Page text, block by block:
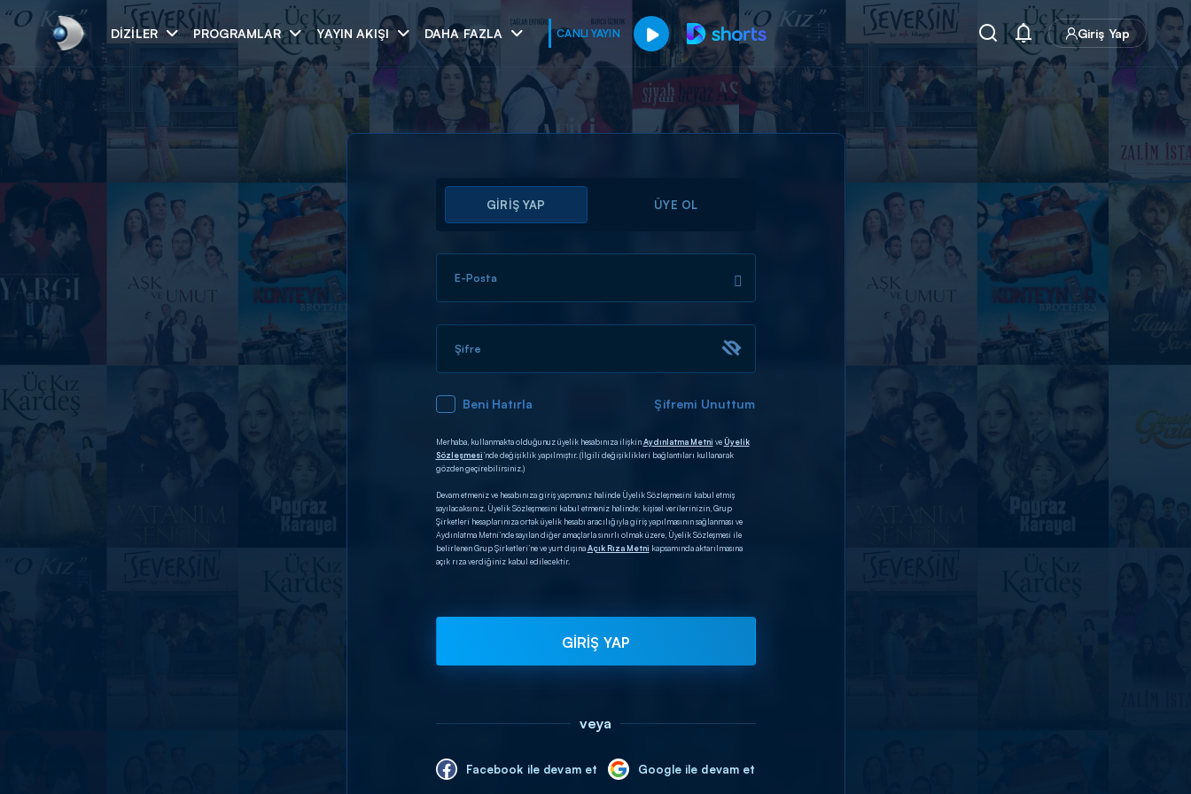
DIZILER PROGRAMLAR YAYIN AKIŞI DAHA FAZLA CANLI YAYIN Giriş Yap
Arama
ARAMA SONUÇLARI
GİRİŞ YAP ÜYE OL
E-Posta
Şifre
Beni Hatırla Şifremi Unuttum
Merhaba, kullanmakta olduğunuz üyelik hesabınıza ilişkinAydınlatma Metni veÜyelik
Sözleşmesi’nde değişiklik yapılmıştır. (İlgili değişiklikleri bağlantıları kullanarak
gözden geçirebilirsiniz.)
Devam etmeniz ve hesabınıza giriş yapmanız halinde Üyelik Sözleşmesini kabul etmiş
sayılacaksınız. Üyelik Sözleşmesini kabul etmeniz halinde; kişisel verilerinizin, Grup
Şirketleri hesaplarınıza ortak üyelik hesabı aracılığıyla giriş yapılmasının sağlanması ve
Aydınlatma Metni’nde sayılan diğer amaçlarla sınırlı olmak üzere, Üyelik Sözleşmesi ile
belirlenen Grup Şirketleri’ne ve yurt dışınaAçık Rıza Metni kapsamında aktarılmasına
açık rıza verdiğiniz kabul edilecektir.
GİRİŞ YAP
veya
Facebook ile devam et Google ile devam et